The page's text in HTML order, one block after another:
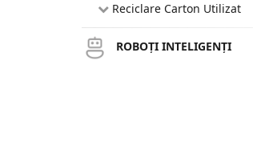
Reciclare Carton Utilizat
ROBOȚI INTELIGENȚI